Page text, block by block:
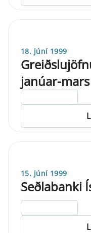
18. júní 1999
janúar-
15. júní 1999
Seðlabanki